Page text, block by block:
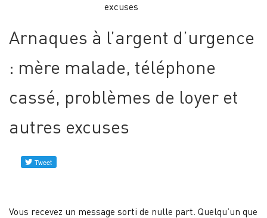
Contacez-
excuses
Arnaques à l’argent d’urgence
: mère malade, téléphone
cassé, problèmes de loyer et
autres excuses
Vous recevez un message sorti de nulle part. Quelqu’un que